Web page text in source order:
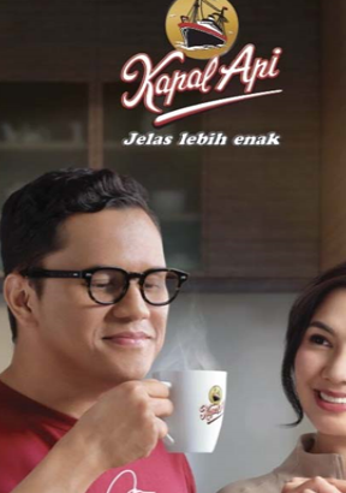
dari berbagai negara, mulai Asia
mendapat respons positif dari buyer
menjadi destinasi yang paling
, yaitu paket wisata yang
rangkaian perjalanan. Konsep ini
pengalaman berbasis masyarakat,
Penumpang dan
utama, karena menawarkan
desa wisata, wisata minat khusus,